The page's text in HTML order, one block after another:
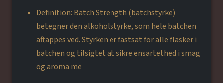
Definition: Batch Strength (batchstyrke)
betegner den alkoholstyrke, som hele batchen
aftappes ved. Styrken er fastsat for alle flasker i
batchen og tilsigtet at sikre ensartethed i smag
og aroma me